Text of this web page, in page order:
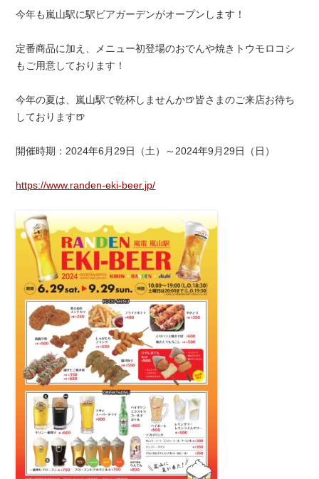
今年も嵐山駅に駅ビアガーデンがオープンします！
定番商品に加え、メニュー初登場のおでんや焼きトウモロコシ
もご用意しております！
今年の夏は、嵐山駅で乾杯しませんか🍺皆さまのご来店お待ち
しております🍺
開催時期：2024年6月29日（土）～2024年9月29日（日）
https://www.randen-eki-beer.jp/